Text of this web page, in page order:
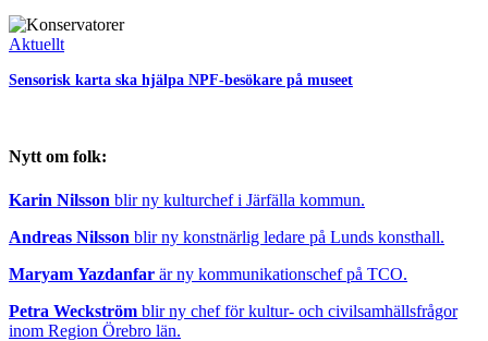
Aktuellt
Sensorisk karta ska hjälpa NPF-besökare på museet
Nytt om folk:
Karin Nilsson blir ny kulturchef i Järfälla kommun.
Andreas Nilsson blir ny konstnärlig ledare på Lunds konsthall.
Maryam Yazdanfar är ny kommunikationschef på TCO.
Petra Weckström blir ny chef för kultur- och civilsamhällsfrågor
inom Region Örebro län.